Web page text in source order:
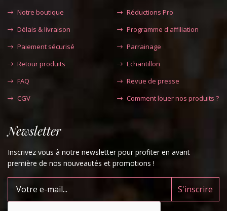
Notre boutique
Délais & livraison
Paiement sécurisé
Retour produits
FAQ
CGV
Réductions Pro
Programme d'affiliation
Parrainage
Echantillon
Revue de presse
Comment louer nos produits ?
Newsletter
Inscrivez vous à notre newsletter pour profiter en avant
première de nos nouveautés et promotions !